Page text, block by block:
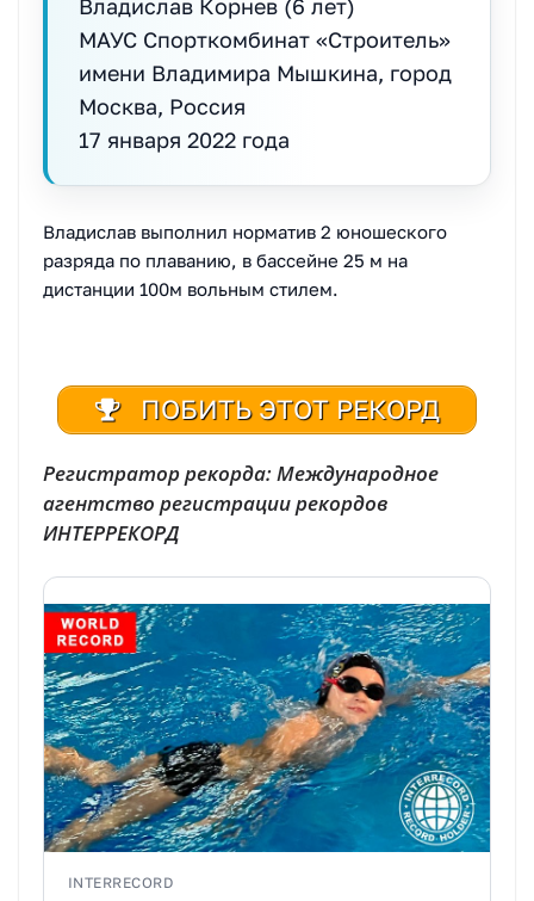
Владислав Корнев (6 лет)
МАУС Спорткомбинат «Строитель»
имени Владимира Мышкина, город
Москва, Россия
17 января 2022 года
Владислав выполнил норматив 2 юношеского
разряда по плаванию, в бассейне 25 м на
дистанции 100м вольным стилем.
ПОБИТЬ ЭТОТ РЕКОРД
Регистратор рекорда: Международное
агентство регистрации рекордов
ИНТЕРРЕКОРД
INTERRECORD